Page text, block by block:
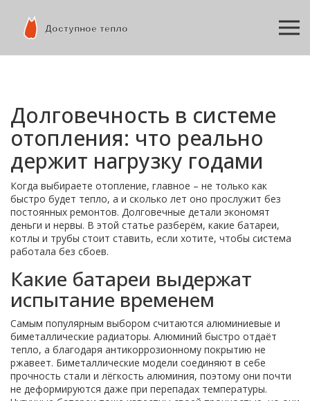
Долговечность в системе
отопления: что реально
держит нагрузку годами
Когда выбираете отопление, главное – не только как
быстро будет тепло, а и сколько лет оно прослужит без
постоянных ремонтов. Долговечные детали экономят
деньги и нервы. В этой статье разберём, какие батареи,
котлы и трубы стоит ставить, если хотите, чтобы система
работала без сбоев.
Какие батареи выдержат
испытание временем
Самым популярным выбором считаются алюминиевые и
биметаллические радиаторы. Алюминий быстро отдаёт
тепло, а благодаря антикоррозионному покрытию не
ржавеет. Биметаллические модели соединяют в себе
прочность стали и лёгкость алюминия, поэтому они почти
не деформируются даже при перепадах температуры.